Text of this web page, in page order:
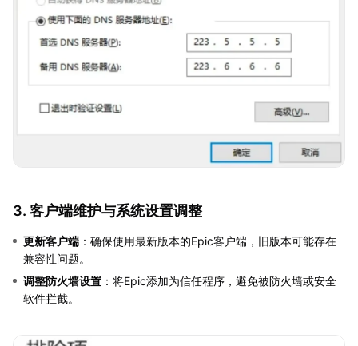
3. 客户端维护与系统设置调整
更新客户端 ：确保使用最新版本的Epic客户端，旧版本可能存在
兼容性问题。
调整防火墙设置 ：将Epic添加为信任程序，避免被防火墙或安全
软件拦截。